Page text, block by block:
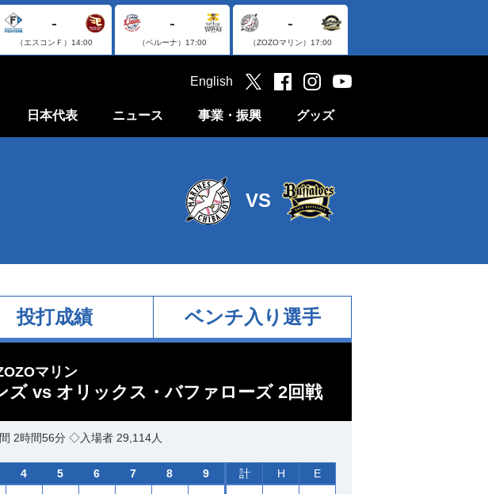
-
（エスコンＦ） 14:00
-
（ベルーナ） 17:00
-
（ZOZOマリン） 17:00
日本代表 ニュース 事業・振興 グッズ
English
VS
投打成績 ベンチ入り選手
マリン
ズ vs オリックス・バファローズ 2回戦
2時間56分 ◇入場者 29,114人
4 5 6 7 8 9 計 H E